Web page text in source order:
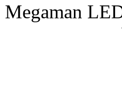
Megaman